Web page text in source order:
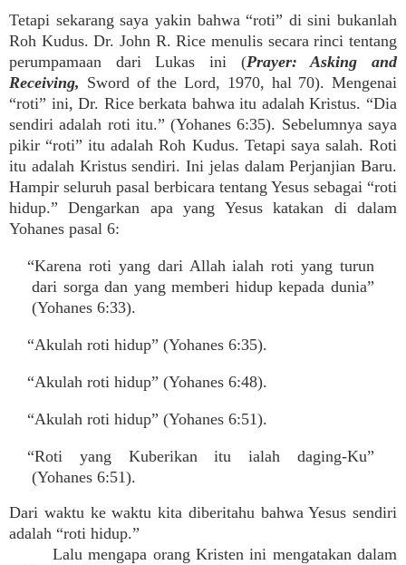
Tetapi sekarang saya yakin bahwa “roti” di sini bukanlah
Roh Kudus. Dr. John R. Rice menulis secara rinci tentang
perumpamaan dari Lukas ini (Prayer: Asking and
Receiving, Sword of the Lord, 1970, hal 70). Mengenai
“roti” ini, Dr. Rice berkata bahwa itu adalah Kristus. “Dia
sendiri adalah roti itu.” (Yohanes 6:35). Sebelumnya saya
pikir “roti” itu adalah Roh Kudus. Tetapi saya salah. Roti
itu adalah Kristus sendiri. Ini jelas dalam Perjanjian Baru.
Hampir seluruh pasal berbicara tentang Yesus sebagai “roti
hidup.” Dengarkan apa yang Yesus katakan di dalam
Yohanes pasal 6:
“Karena roti yang dari Allah ialah roti yang turun
dari sorga dan yang memberi hidup kepada dunia”
(Yohanes 6:33).
“Akulah roti hidup” (Yohanes 6:35).
“Akulah roti hidup” (Yohanes 6:48).
“Akulah roti hidup” (Yohanes 6:51).
“Roti yang Kuberikan itu ialah daging-Ku”
(Yohanes 6:51).
Dari waktu ke waktu kita diberitahu bahwa Yesus sendiri
adalah “roti hidup.”
Lalu mengapa orang Kristen ini mengatakan dalam